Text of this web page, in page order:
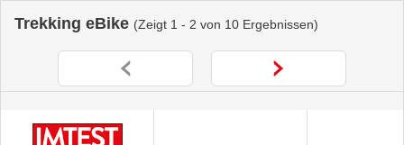
Trekking eBike (Zeigt 1 - 2 von 10 Ergebnissen)